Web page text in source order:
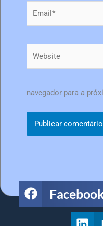
navegador para a